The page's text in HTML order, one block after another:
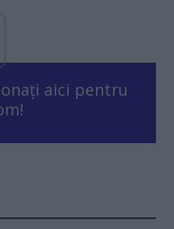
aici pentru